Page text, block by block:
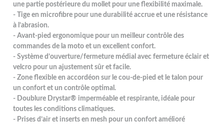
une partie postérieure du mollet pour une flexibilité maximale.
- Tige en microfibre pour une durabilité accrue et une résistance
à l’abrasion.
- Avant-pied ergonomique pour un meilleur contrôle des
commandes de la moto et un excellent confort.
- Système d’ouverture/fermeture médial avec fermeture éclair et
velcro pour un ajustement sûr et facile.
- Zone flexible en accordéon sur le cou-de-pied et le talon pour
un confort et un contrôle optimal.
- Doublure Drystar® imperméable et respirante, idéale pour
toutes les conditions climatiques.
- Prises d’air et inserts en mesh pour un confort amélioré